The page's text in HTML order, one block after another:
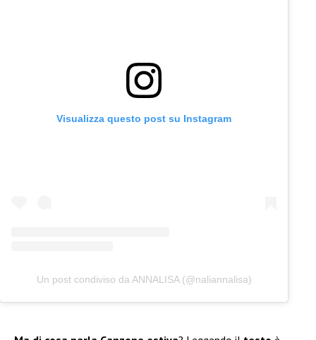
Visualizza questo post su Instagram
Un post condiviso da ANNALISA (@naliannalisa)